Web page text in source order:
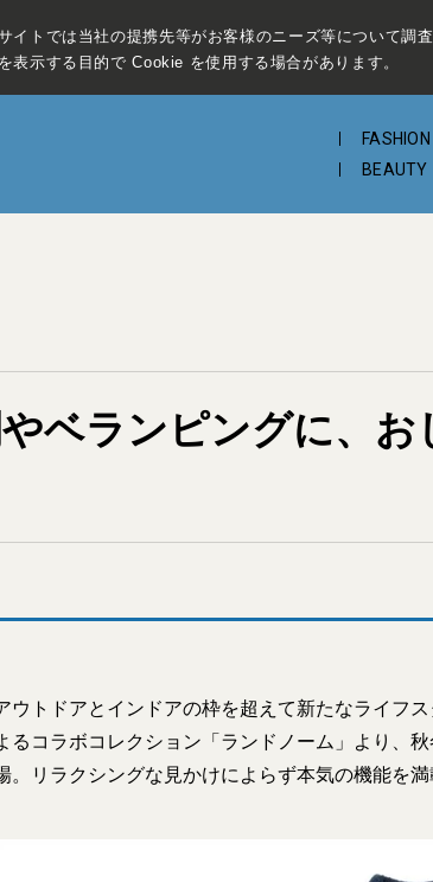
イトでは当社の提携先等がお客様のニーズ等について調
表示する目的で Cookie を使用する場合があります。
FASHION
BEAUTY
ベランピングに、
ウトドアとインドアの枠を超えて新たなライフ
るコラボコレクション「ランドノーム」より、
。リラクシングな見かけによらず本気の機能を